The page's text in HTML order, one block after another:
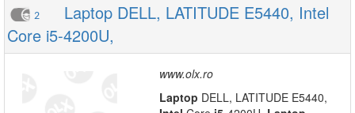
2
Laptop DELL, LATITUDE E5440, Intel
Core i5-4200U,
www.olx.ro
Laptop DELL, LATITUDE E5440,